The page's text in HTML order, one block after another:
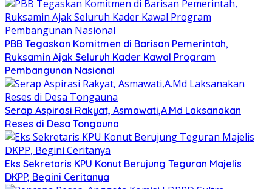
PBB Tegaskan Komitmen di Barisan Pemerintah,
Ruksamin Ajak Seluruh Kader Kawal Program
Pembangunan Nasional
Serap Aspirasi Rakyat, Asmawati,A.Md Laksanakan
Reses di Desa Tongauna
Eks Sekretaris KPU Konut Berujung Teguran Majelis
DKPP, Begini Ceritanya